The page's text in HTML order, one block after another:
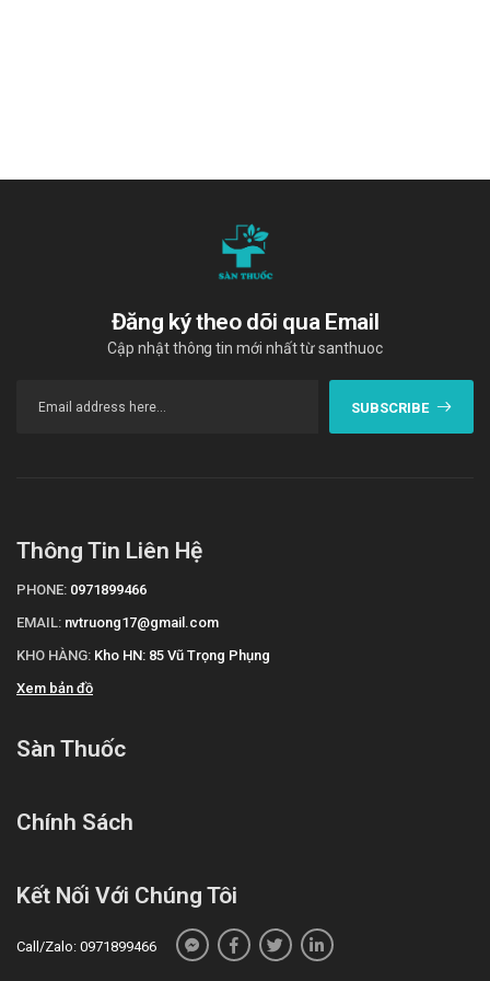
Đăng ký theo dõi qua Email
Cập nhật thông tin mới nhất từ santhuoc
SUBSCRIBE
Thông Tin Liên Hệ
PHONE: 0971899466
EMAIL: nvtruong17@gmail.com
KHO HÀNG: Kho HN: 85 Vũ Trọng Phụng
Xem bản đồ
Sàn Thuốc
Chính Sách
Kết Nối Với Chúng Tôi
Call/Zalo: 0971899466